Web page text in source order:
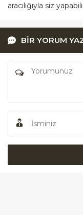
aracılığıyla siz
BİR YORUM